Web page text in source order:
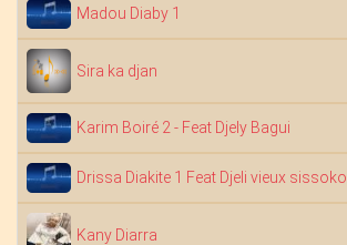
Madou Diaby 1
Sira ka djan
Karim Boiré 2 - Feat Djely Bagui
Drissa Diakite 1 Feat Djeli vieux sissoko
Kany Diarra